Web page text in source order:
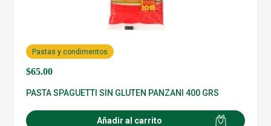
$65.00
Pastas y condimentos
PASTA SPAGUETTI SIN GLUTEN PANZANI 400 GRS
Añadir al carrito